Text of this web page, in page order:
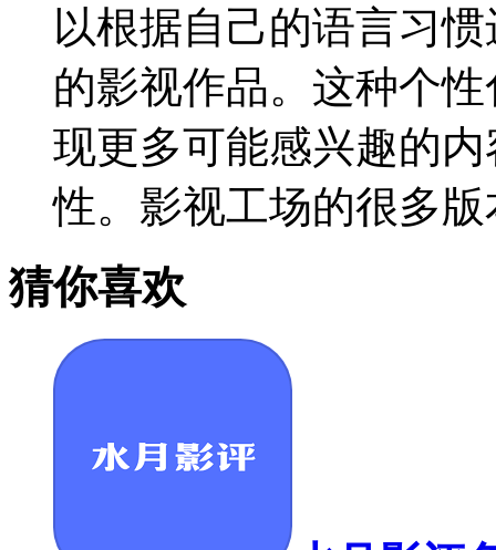
以根据自己的语言习
的影视作品。这种个
现更多可能感兴趣的
性。影视工场的很多
猜你喜欢